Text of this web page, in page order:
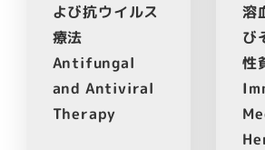
よび抗ウイルス
療法
Antifungal
and Antiviral
Therapy
溶
び
性